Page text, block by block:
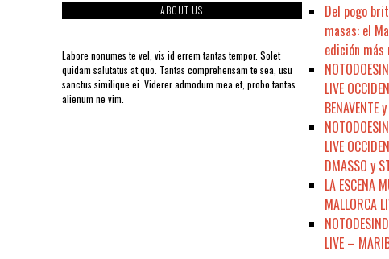
ABOUT US
Labore nonumes te vel, vis id errem tantas tempor. Solet
quidam salutatus at quo. Tantas comprehensam te sea, usu
sanctus similique ei. Viderer admodum mea et, probo tantas
alienum ne vim.
Del pogo
masas: el
edición
LIVE
BENAVENTE
LIVE
DMASSO y
LA ESCENA
MALLORCA
LIVE –